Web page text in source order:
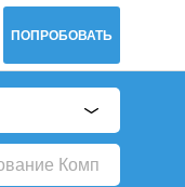
ПОПРОБОВАТЬ